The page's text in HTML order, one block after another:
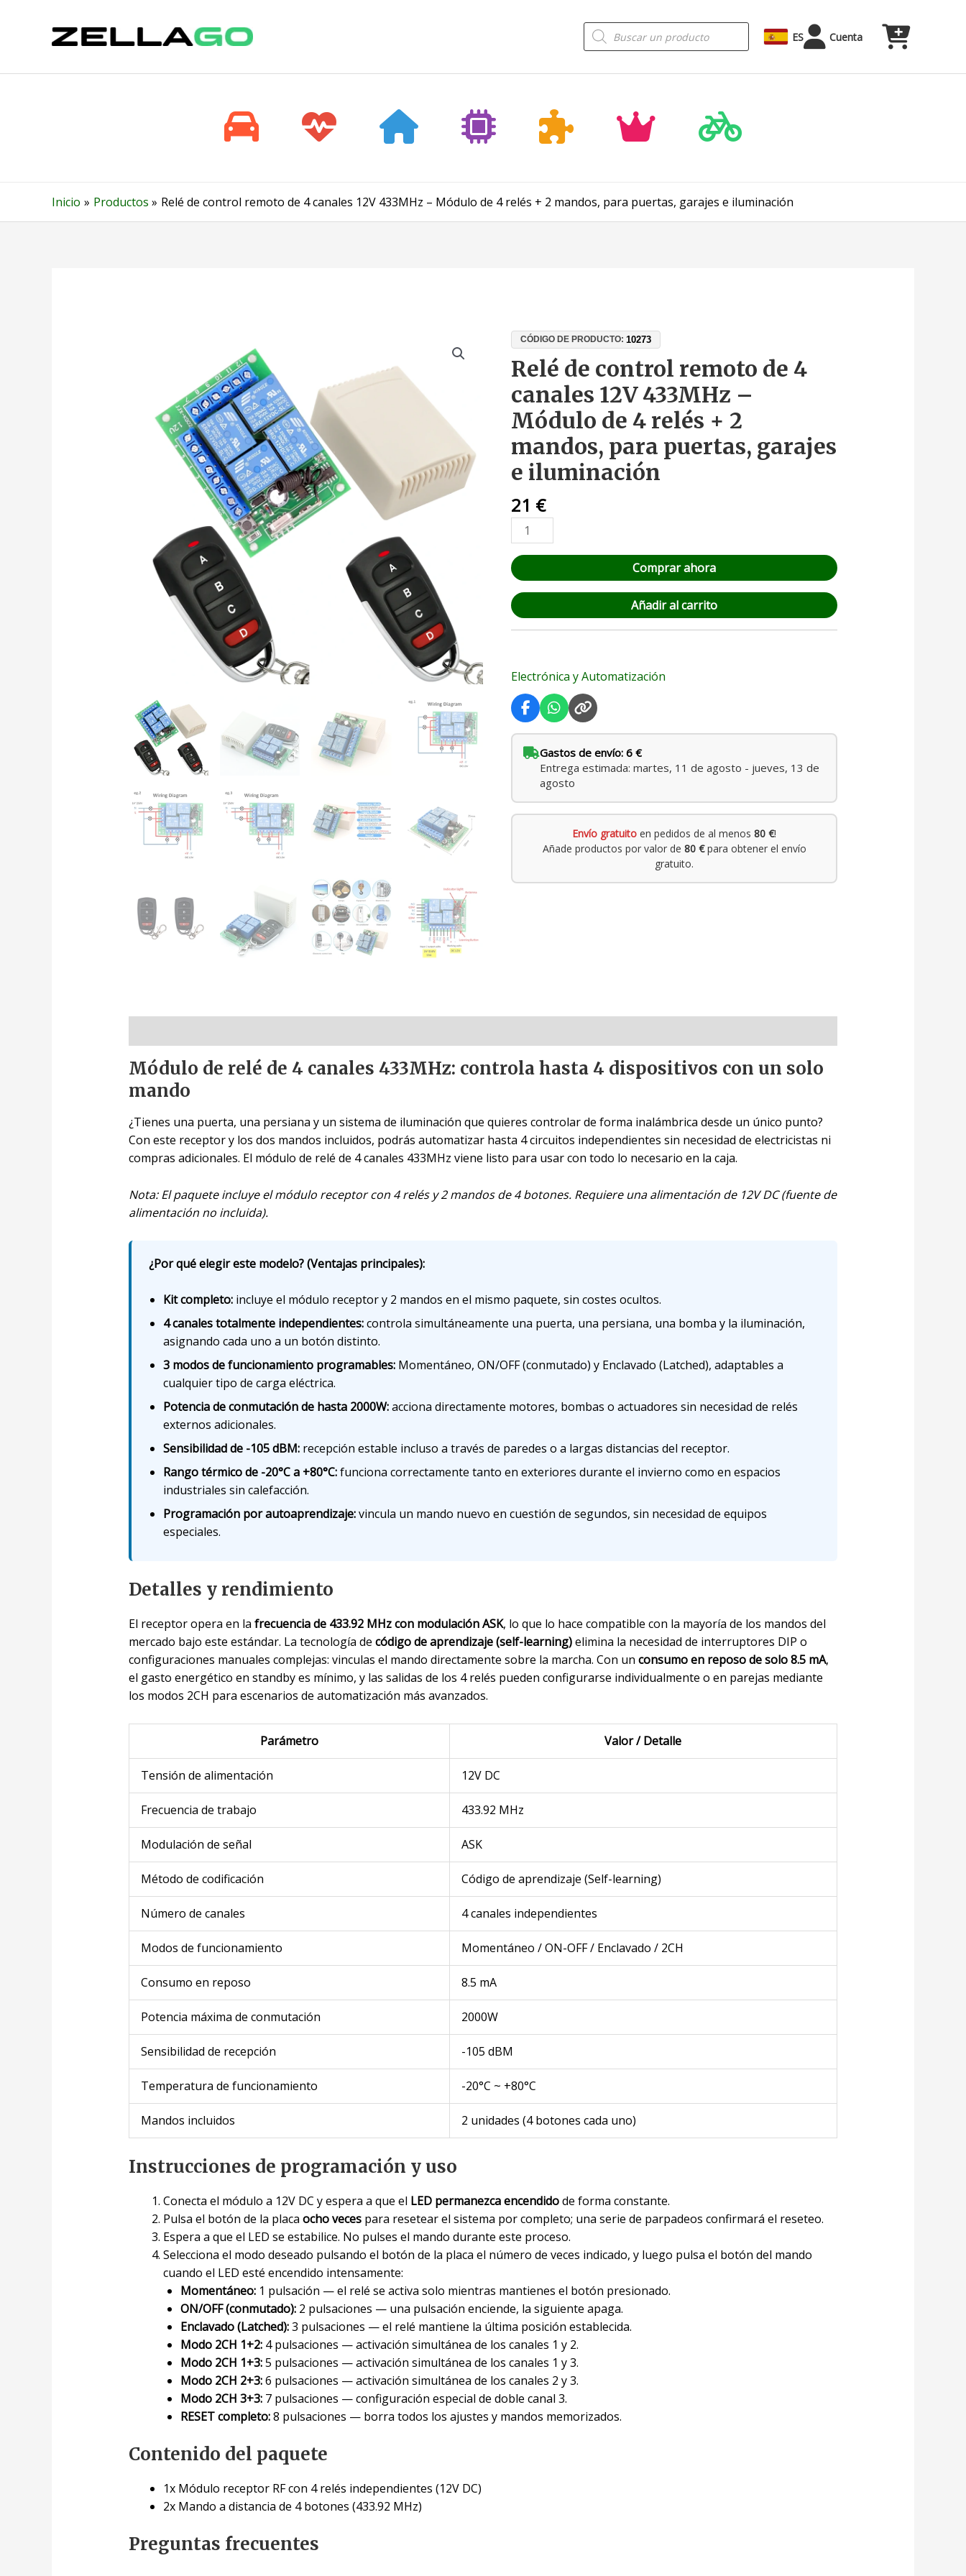
contenido
Búsqueda
de
productos
ES Cuenta
Inicio Productos Relé de control remoto de 4 canales 12V 433MHz – Módulo de 4 relés + 2 mandos, para puertas, garajes e iluminación
CÓDIGO DE PRODUCTO:10273
Relé de control remoto de 4
canales 12V 433MHz –
Módulo de 4 relés + 2
mandos, para puertas, garajes
e iluminación
21 €
Relé
control
remoto
de
4
canales
12V
433MHz
–
Módulo
4
relés
2
garajes
e
iluminación
cantidad
Comprar ahora
Añadir al carrito
Electrónica y Automatización
Gastos de envío: 6 €
Entrega estimada: martes, 11 de agosto - jueves, 13 de
agosto
Envío gratuito en pedidos de al menos80 €!
Añade productos por valor de 80 €para obtener el envío
gratuito.
Módulo de relé de 4 canales 433MHz: controla hasta 4 dispositivos con un solo
mando
¿Tienes una puerta, una persiana y un sistema de iluminación que quieres controlar de forma inalámbrica desde un único punto?
Con este receptor y los dos mandos incluidos, podrás automatizar hasta 4 circuitos independientes sin necesidad de electricistas ni
compras adicionales. El módulo de relé de 4 canales 433MHz viene listo para usar con todo lo necesario en la caja.
Nota: El paquete incluye el módulo receptor con 4 relés y 2 mandos de 4 botones. Requiere una alimentación de 12V DC (fuente de
alimentación no incluida).
¿Por qué elegir este modelo? (Ventajas principales):
Kit completo:incluye el módulo receptor y 2 mandos en el mismo paquete, sin costes ocultos.
4 canales totalmente independientes:controla simultáneamente una puerta, una persiana, una bomba y la iluminación,
asignando cada uno a un botón distinto.
3 modos de funcionamiento programables:Momentáneo, ON/OFF (conmutado) y Enclavado (Latched), adaptables a
cualquier tipo de carga eléctrica.
Potencia de conmutación de hasta 2000W:acciona directamente motores, bombas o actuadores sin necesidad de relés
externos adicionales.
Sensibilidad de -105 dBM:recepción estable incluso a través de paredes o a largas distancias del receptor.
Rango térmico de -20°C a +80°C:funciona correctamente tanto en exteriores durante el invierno como en espacios
industriales sin calefacción.
Programación por autoaprendizaje:vincula un mando nuevo en cuestión de segundos, sin necesidad de equipos
especiales.
Detalles y rendimiento
El receptor opera en la frecuencia de 433.92 MHz con modulación ASK, lo que lo hace compatible con la mayoría de los mandos del
mercado bajo este estándar. La tecnología de código de aprendizaje (self-learning)elimina la necesidad de interruptores DIP o
configuraciones manuales complejas: vinculas el mando directamente sobre la marcha. Con un consumo en reposo de solo 8.5 mA,
el gasto energético en standby es mínimo, y las salidas de los 4 relés pueden configurarse individualmente o en parejas mediante
los modos 2CH para escenarios de automatización más avanzados.
Parámetro Valor / Detalle
Tensión de alimentación 12V DC
Frecuencia de trabajo 433.92 MHz
Modulación de señal ASK
Método de codificación Código de aprendizaje (Self-learning)
Número de canales 4 canales independientes
Modos de funcionamiento Momentáneo / ON-OFF / Enclavado / 2CH
Consumo en reposo 8.5 mA
Potencia máxima de conmutación 2000W
Sensibilidad de recepción -105 dBM
Temperatura de funcionamiento -20°C ~ +80°C
Mandos incluidos 2 unidades (4 botones cada uno)
Instrucciones de programación y uso
Conecta el módulo a 12V DC y espera a que el LED permanezca encendidode forma constante.
Pulsa el botón de la placa ocho vecespara resetear el sistema por completo; una serie de parpadeos confirmará el reseteo.
Espera a que el LED se estabilice. No pulses el mando durante este proceso.
Selecciona el modo deseado pulsando el botón de la placa el número de veces indicado, y luego pulsa el botón del mando
cuando el LED esté encendido intensamente:
Momentáneo:1 pulsación — el relé se activa solo mientras mantienes el botón presionado.
ON/OFF (conmutado):2 pulsaciones — una pulsación enciende, la siguiente apaga.
Enclavado (Latched):3 pulsaciones — el relé mantiene la última posición establecida.
Modo 2CH 1+2:4 pulsaciones — activación simultánea de los canales 1 y 2.
Modo 2CH 1+3:5 pulsaciones — activación simultánea de los canales 1 y 3.
Modo 2CH 2+3:6 pulsaciones — activación simultánea de los canales 2 y 3.
Modo 2CH 3+3:7 pulsaciones — configuración especial de doble canal 3.
RESET completo:8 pulsaciones — borra todos los ajustes y mandos memorizados.
Contenido del paquete
1x Módulo receptor RF con 4 relés independientes (12V DC)
2x Mando a distancia de 4 botones (433.92 MHz)
Preguntas frecuentes